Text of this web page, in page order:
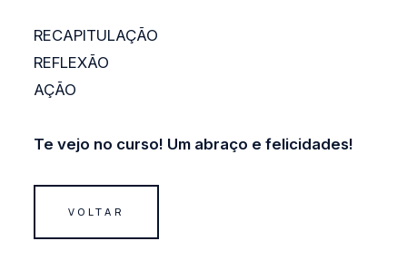
RECAPITULAÇÃO
REFLEXÃO
AÇÃO
Te vejo no curso! Um abraço e felicidades!
VOLTAR